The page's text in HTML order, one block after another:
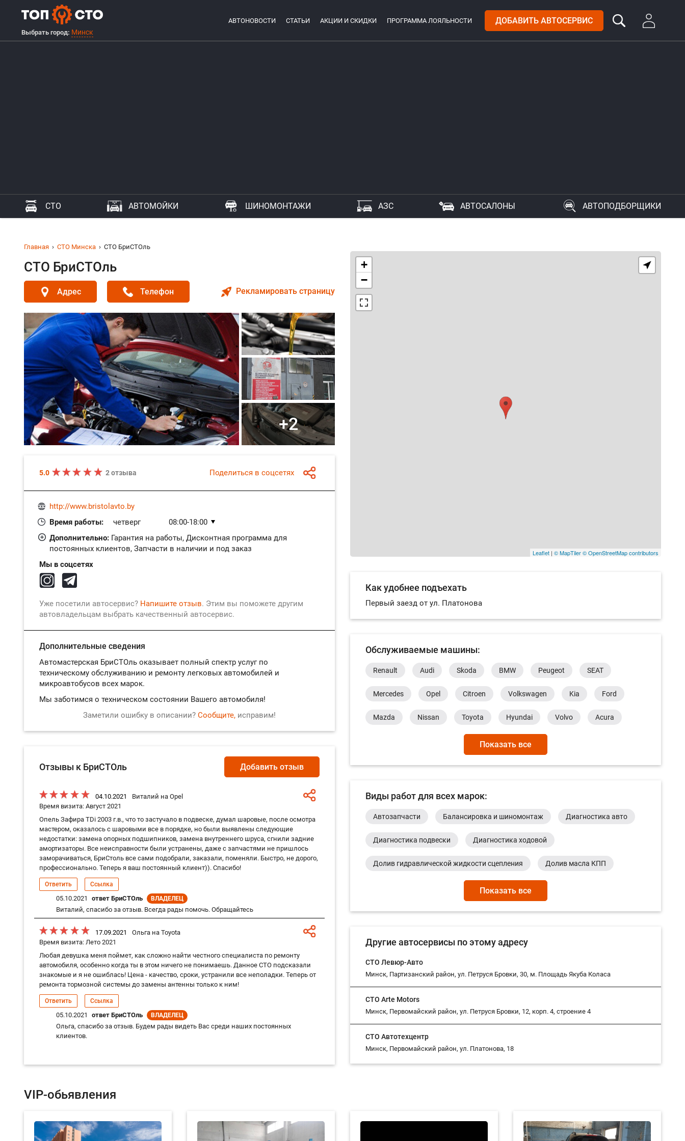
Выбрать город: Минск
АВТОНОВОСТИ СТАТЬИ АКЦИИ И СКИДКИ ПРОГРАММА ЛОЯЛЬНОСТИ ДОБАВИТЬ АВТОСЕРВИС
СТО АВТОМОЙКИ ШИНОМОНТАЖИ АЗС АВТОСАЛОНЫ АВТОПОДБОРЩИКИ
Главная СТО Минска СТО БриСТОль
СТО БриСТОль
Адрес Телефон Рекламировать страницу
+2
5.0 2 отзыва Поделиться в соцсетях
http://www.bristolavto.by
Время работы:
четверг
08:00-18:00
пятница
08:00-18:00
суббота
Закрыто
среда
08:00-18:00
Дополнительно: Гарантия на работы, Дисконтная программа для
постоянных клиентов, Запчасти в наличии и под заказ
Мы в соцсетях
Уже посетили автосервис? Напишите отзыв. Этим вы поможете другим
автовладельцам выбрать качественный автосервис.
Дополнительные сведения
Автомастерская БриСТОль оказывает полный спектр услуг по
техническому обслуживанию и ремонту легковых автомобилей и
микроавтобусов всех марок.
Мы заботимся о техническом состоянии Вашего автомобиля!
Заметили ошибку в описании? Сообщите, исправим!
Отзывы к БриСТОль Добавить отзыв
04.10.2021
Виталий на Opel
Время визита: Август 2021
Опель Зафира TDi 2003 г.в., что то застучало в подвеске, думал шаровые, после осмотра
мастером, оказалось с шаровыми все в порядке, но были выявлены следующие
недостатки: замена опорных подшипников, замена внутреннего шруса, сгнили задние
амортизаторы. Все неисправности были устранены, даже с запчастями не пришлось
заморачиваться, БриСтоль все сами подобрали, заказали, поменяли. Быстро, не дорого,
профессионально. Теперь я ваш постоянный клиент)). Спасибо!
Ответить Ссылка
05.10.2021 ответ БриСТОль ВЛАДЕЛЕЦ
Виталий, спасибо за отзыв. Всегда рады помочь. Обращайтесь
17.09.2021
Ольга на Toyota
Время визита: Лето 2021
Любая девушка меня поймет, как сложно найти честного специалиста по ремонту
автомобиля, особенно когда ты в этом ничего не понимаешь. Данное СТО подсказали
знакомые и я не ошиблась! Цена - качество, сроки, устранили все неполадки. Теперь от
ремонта тормозной системы до замены антенны только к ним!
Ответить Ссылка
05.10.2021 ответ БриСТОль ВЛАДЕЛЕЦ
Ольга, спасибо за отзыв. Будем рады видеть Вас среди наших постоянных
клиентов.
+
−
Leaflet | © MapTiler© OpenStreetMap contributors
Как удобнее подъехать
Первый заезд от ул. Платонова
Обслуживаемые машины:
Renault Audi Skoda BMW Peugeot SEAT
Mercedes Opel Citroen Volkswagen Kia Ford
Mazda Nissan Toyota Hyundai Volvo Acura
Infiniti Jeep Lexus Mitsubishi Dacia Suzuki
Показать все
Виды работ для всех марок:
Автозапчасти Балансировка и шиномонтаж Диагностика авто
Диагностика подвески Диагностика ходовой
Долив гидравлической жидкости сцепления Долив масла КПП
Замена аккумуляторной батареи
Замена барабанных колодок Замена вакуумного усилителя тормозов
Замена водяной помпы Замена воздушного фильтра
Замена воздушного фильтра двигателя
Замена выжимного подшипника сцепления
Замена главного цилиндра сцепления Замена глушителя
Показать все
Другие автосервисы по этому адресу
СТО Левюр-Авто
Минск, Партизанский район, ул. Петруся Бровки, 30, м. Площадь Якуба Коласа
СТО Arte Motors
Минск, Первомайский район, ул. Петруся Бровки, 12, корп. 4, строение 4
СТО Автотехцентр
Минск, Первомайский район, ул. Платонова, 18
VIP-обьявления